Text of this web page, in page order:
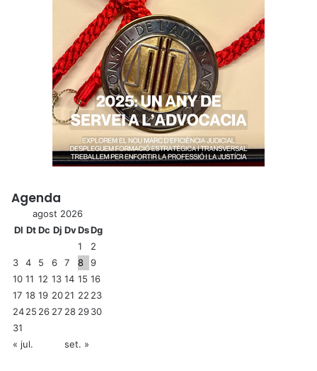
Agenda
agost 2026
Dl DtDc Dj DvDsDg
1
2
3
4 5 6 7 8
9
10 11 12 13 14 15 16
17 18 19 2021 22 23
2425 26 27 28 2930
31
« jul.
set. »